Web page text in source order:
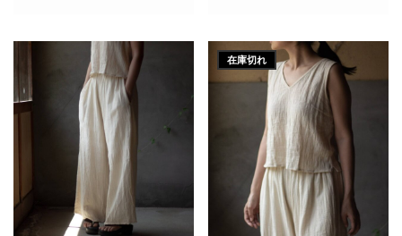
の
商
品
に
は
複
数
の
バ
リ
エ
ー
シ
ョ
ン
が
の
商
品
に
は
複
数
の
バ
リ
エ
ー
シ
ョ
ン
が
在庫切れ